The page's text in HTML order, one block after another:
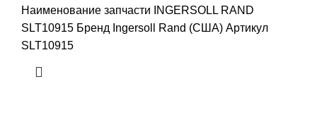
Наименование запчасти INGERSOLL RAND
SLT10915 Бренд Ingersoll Rand (США) Артикул
SLT10915